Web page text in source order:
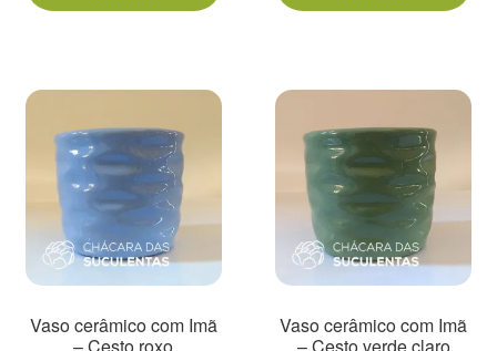
Vaso cerâmico com Imã
Vaso cerâmico com Imã